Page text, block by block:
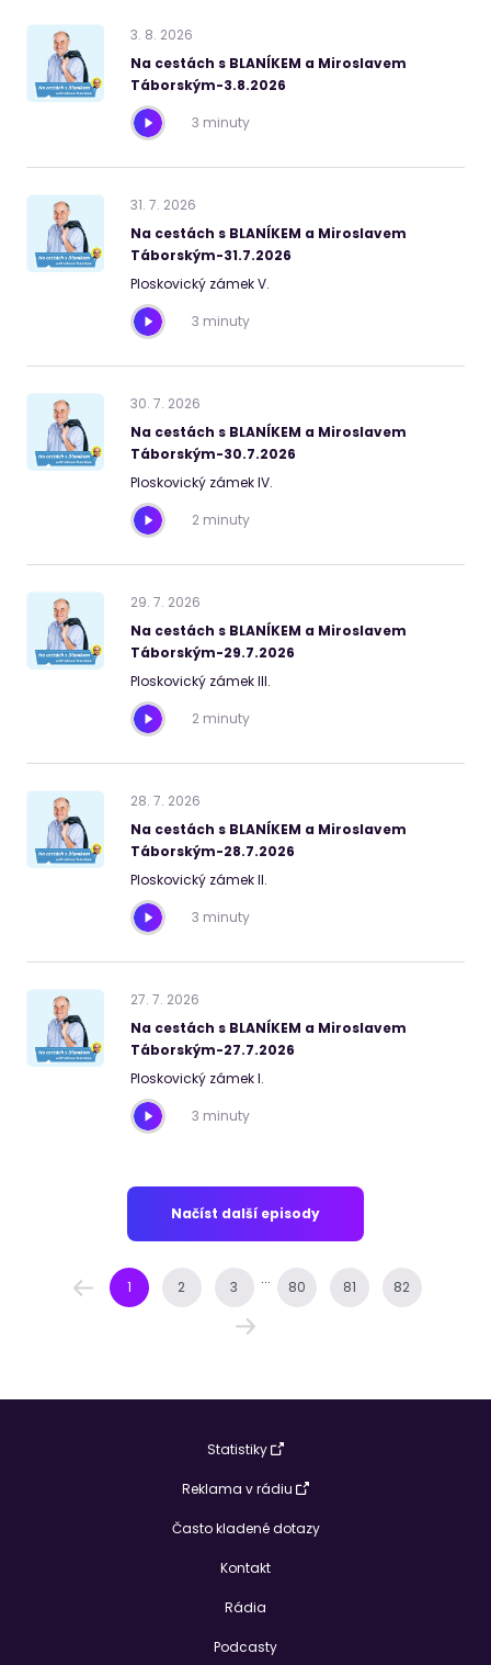
3. 8. 2026
Na cestách s BLANÍKEM a Miroslavem
Táborským-3.8.2026
3 minuty
31. 7. 2026
Na cestách s BLANÍKEM a Miroslavem
Táborským-31.7.2026
Ploskovický zámek V.
3 minuty
30. 7. 2026
Na cestách s BLANÍKEM a Miroslavem
Táborským-30.7.2026
Ploskovický zámek IV.
2 minuty
29. 7. 2026
Na cestách s BLANÍKEM a Miroslavem
Táborským-29.7.2026
Ploskovický zámek III.
2 minuty
28. 7. 2026
Na cestách s BLANÍKEM a Miroslavem
Táborským-28.7.2026
Ploskovický zámek II.
3 minuty
27. 7. 2026
Na cestách s BLANÍKEM a Miroslavem
Táborským-27.7.2026
Ploskovický zámek I.
3 minuty
Načíst další episody
1 2 3 ... 80 81 82
Statistiky
Reklama v rádiu
Často kladené dotazy
Kontakt
Rádia
Podcasty